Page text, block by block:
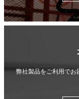
弊社製品をご利用でお